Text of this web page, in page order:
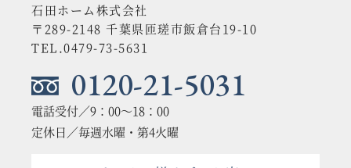
石田ホーム株式会社
〒289-2148 千葉県匝瑳市飯倉台19-10
TEL.0479-73-5631
0120-21-5031
電話受付／9：00〜18：00
定休日／毎週水曜・第4火曜